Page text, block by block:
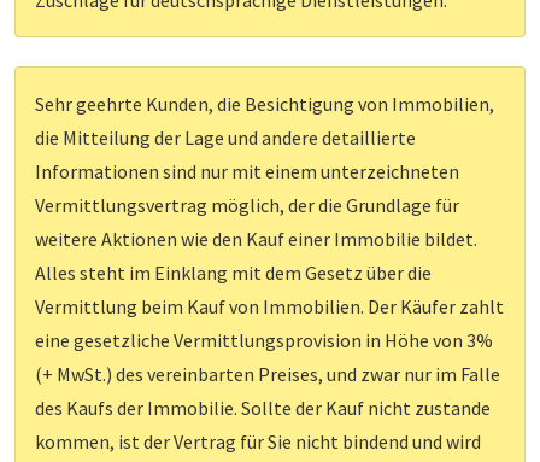
Sehr geehrte Kunden, die Besichtigung von Immobilien,
die Mitteilung der Lage und andere detaillierte
Informationen sind nur mit einem unterzeichneten
Vermittlungsvertrag möglich, der die Grundlage für
weitere Aktionen wie den Kauf einer Immobilie bildet.
Alles steht im Einklang mit dem Gesetz über die
Vermittlung beim Kauf von Immobilien. Der Käufer zahlt
eine gesetzliche Vermittlungsprovision in Höhe von 3%
(+ MwSt.) des vereinbarten Preises, und zwar nur im Falle
des Kaufs der Immobilie. Sollte der Kauf nicht zustande
kommen, ist der Vertrag für Sie nicht bindend und wird